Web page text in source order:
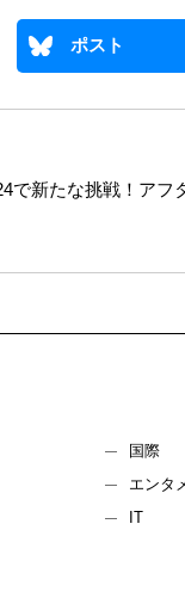
ポスト
で新たな挑戦！アフ
国際
エンタ
IT